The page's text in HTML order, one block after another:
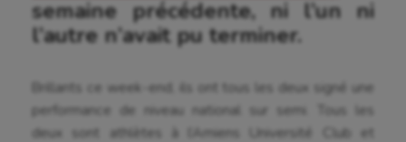
semaine précédente, ni l’un ni
l’autre n’avait pu terminer.
Brillants ce week-end, ils ont tous les deux signé une
performance de niveau national sur semi. Tous les
deux sont athlètes à l’Amiens Université Club et